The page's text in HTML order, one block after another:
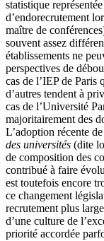
statistique
d’endorecrutement
maître de
souvent assez
établissements ne
perspectives de
cas de l’IEP de Paris
d’autres tendent à
cas de l’Université
majoritairement des
L’adoption récente
des universités (dite
de composition des
contribué à faire
est toutefois encore
ce changement
recrutement plus
d’une culture de
priorité accordée